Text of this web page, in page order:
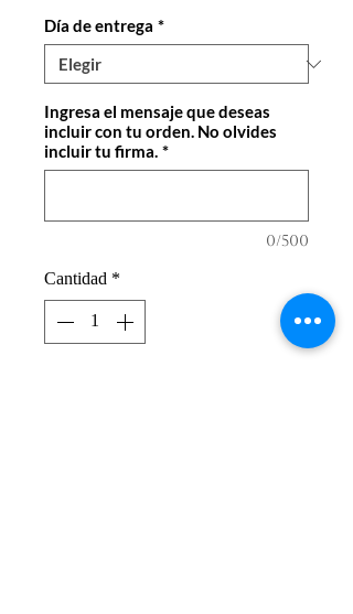
Día de entrega *
Ingresa el mensaje que deseas
incluir con tu orden. No olvides
incluir tu firma. *
0/500
Cantidad*